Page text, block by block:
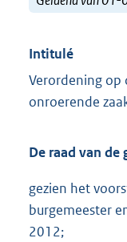
Intitulé
Verordening op
onroerende
De raad van
gezien het
burgemeester
2012;